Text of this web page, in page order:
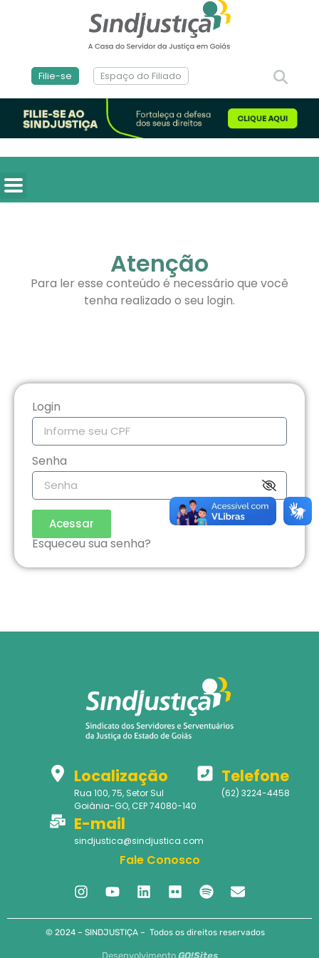
Filie-se Espaço do Filiado
Atenção
Para ler esse conteúdo é necessário que você
tenha realizado o seu login.
Login
Senha
Acessar
Esqueceu sua senha?
Localização
Rua 100, 75, Setor Sul
Goiânia-GO, CEP 74080-140
Telefone
(62) 3224-4458
E-mail
sindjustica@sindjustica.com
Fale Conosco
© 2024 – SINDJUSTIÇA – Todos os direitos reservados
Desenvolvimento GO!Sites